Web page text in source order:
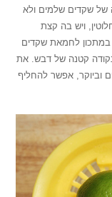
של שקדים שלמים ולא
ויש בה קצת
במתכון לחמאת שקדים
נקודה קטנה של דבש. את
וביוקר, אפשר להחליף